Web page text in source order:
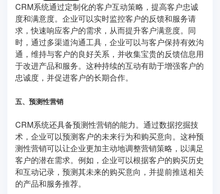
CRM系统通过定制化的客户互动策略，提高客户忠诚
度和满意度。企业可以实时监控客户的反馈和服务请
求，快速响应客户的需求，从而提升客户满意度。同
时，通过多渠道沟通工具，企业可以与客户保持有效沟
通，维持与客户的良好关系，并收集宝贵的反馈信息用
于改进产品和服务。这种持续的互动有助于增强客户的
忠诚度，并促进客户的长期合作。
五、预测性营销
CRM系统还具备预测性营销的能力。通过数据挖掘技
术，企业可以预测客户的未来行为和购买意向。这种预
测性营销可以让企业更加主动地调整营销策略，以满足
客户的潜在需求。例如，企业可以根据客户的购买历史
和互动记录，预测其未来的购买意向，并提前推送相关
的产品和服务推荐。